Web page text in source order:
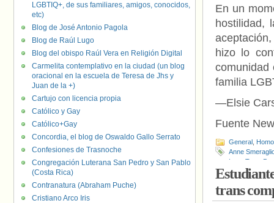
En un
hostilidad,
hizo lo
comunidad
familia
—Elsie
Fuente
General
Anne
Luan Tran
trans
LGBTIQ+, de sus familiares, amigos, conocidos,
etc)
Blog de José Antonio Pagola
Blog de Raúl Lugo
Blog del obispo Raúl Vera en Religión Digital
Carmelita contemplativo en la ciudad (un blog
oracional en la escuela de Teresa de Jhs y
Juan de la +)
Cartujo con licencia propia
Católico y Gay
Católico+Gay
Concordia, el blog de Oswaldo Gallo Serrato
Confesiones de Trasnoche
Congregación Luterana San Pedro y San Pablo
(Costa Rica)
Contranatura (Abraham Puche)
Cristiano Arco Iris